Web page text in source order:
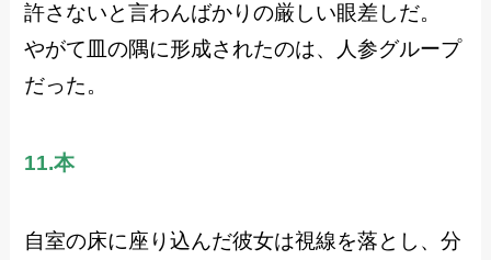
許さないと言わんばかりの厳しい眼差しだ。
やがて皿の隅に形成されたのは、人参グループ
だった。
11.本
自室の床に座り込んだ彼女は視線を落とし、分